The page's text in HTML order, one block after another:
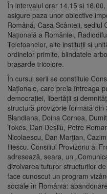
În intervalul orar 14.15 şi
asigure paza unor obiective
Română, Casa Scânteii, sediul
Naţională a României,
Telefoanelor, alte instituţii şi
ordinelor primite, blindatele
brasarde tricolore.
În cursul serii se constituie
Naţionale, care preia întreaga
democraţiei, libertăţii şi
structură provizorie formată
Blandiana, Doina Cornea,
Tokés, Dan Deşliu, Petre
Nicolaescu, Dan Marţian,
Iliescu. Consiliul Provizoriu al
adresează, seara, un
dizolvarea tuturor structurilor
face cunoscut un program
sociale în România: